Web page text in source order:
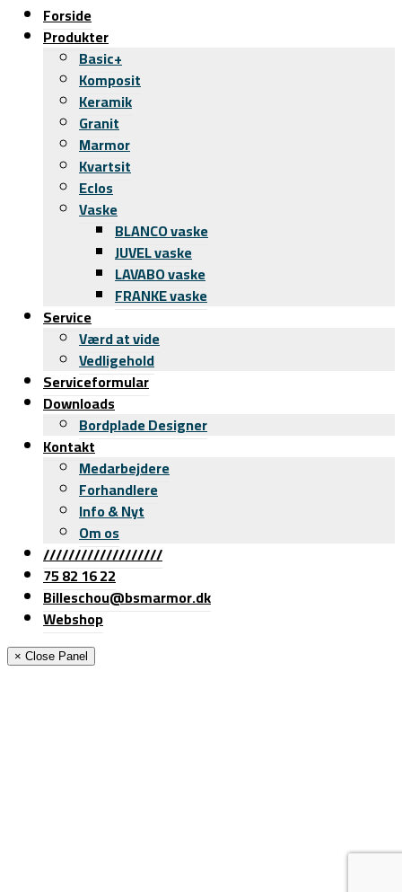
Forside
Produkter
Basic+
Komposit
Keramik
Granit
Marmor
Kvartsit
Eclos
Vaske
BLANCO vaske
JUVEL vaske
LAVABO vaske
FRANKE vaske
Service
Værd at vide
Vedligehold
Serviceformular
Downloads
Bordplade Designer
Kontakt
Medarbejdere
Forhandlere
Info & Nyt
Om os
///////////////////
75 82 16 22
Billeschou@bsmarmor.dk
Webshop
× Close Panel